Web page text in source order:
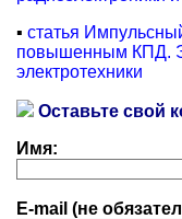
▪ статья
повышенным КПД.
электротехники
Оставьте свой
Имя:
E-mail (не